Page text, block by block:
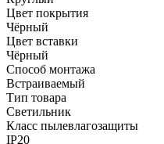
Цвет покрытия
Чёрный
Цвет вставки
Чёрный
Способ монтажа
Встраиваемый
Тип товара
Светильник
Класс пылевлагозащиты
IP20